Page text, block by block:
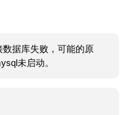
数据库失败，可能的原
未启动。